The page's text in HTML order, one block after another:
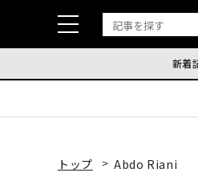
新着
トップ Abdo Riani